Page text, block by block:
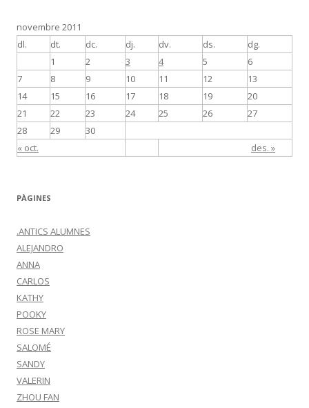
novembre 2011
dl.
dt. dc. dj. dv. ds. dg.
« oct. des. »
1 2 3 4 5
6
7
8 9 10 11 12
13
14
15 16 17 18 19
20
21
22 23 24 25 26
27
28
29 30
PÀGINES
.ANTICS ALUMNES
ALEJANDRO
ANNA
CARLOS
KATHY
POOKY
ROSE MARY
SALOMÉ
SANDY
VALERIN
ZHOU FAN